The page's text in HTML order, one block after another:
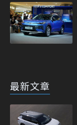
最新文章